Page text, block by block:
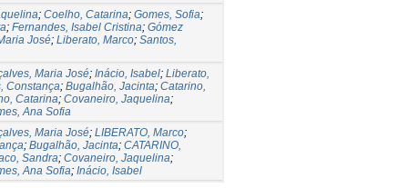
; Coelho, Catarina; Gomes, Sofia;
; Fernandes, Isabel Cristina; Gómez
José; Liberato, Marco; Santos,
Maria José; Inácio, Isabel; Liberato,
Constança; Bugalhão, Jacinta; Catarino,
Catarina; Covaneiro, Jaquelina;
Ana Sofia
Maria José; LIBERATO, Marco;
; Bugalhão, Jacinta; CATARINO,
Sandra; Covaneiro, Jaquelina;
Ana Sofia; Inácio, Isabel